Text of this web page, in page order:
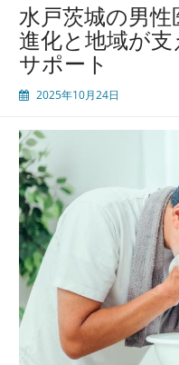
水戸茨城の男
進化と地域が
サポート
2025年10月24日